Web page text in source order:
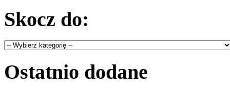
Skocz do:
Ostatnio dodane